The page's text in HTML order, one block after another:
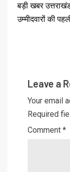
बड़ी खबर
उम्मीदवारों की
Leave a
Your email
Required
Comment *